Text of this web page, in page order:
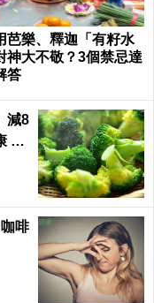
芭樂、釋迦「有籽水
神大不敬？3個禁忌達
答
減8
He
啡